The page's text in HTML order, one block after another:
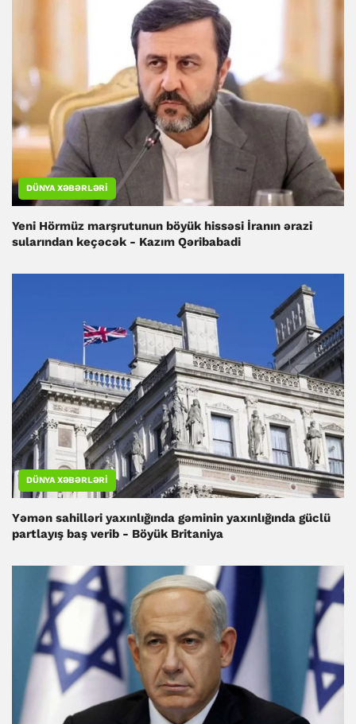
DÜNYA XƏBƏRLƏRI
Yeni Hörmüz marşrutunun böyük hissəsi İranın ərazi
sularından keçəcək - Kazım Qəribabadi
DÜNYA XƏBƏRLƏRI
Yəmən sahilləri yaxınlığında gəminin yaxınlığında güclü
partlayış baş verib - Böyük Britaniya